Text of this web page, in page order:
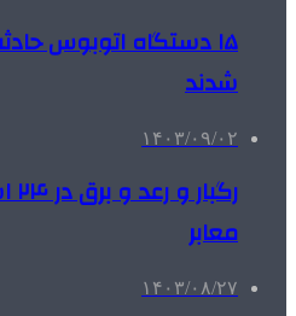
۱۵ دستگاه اتوبوس
شدند
۱۴۰۳/۰۹/۰۲
معابر
۱۴۰۳/۰۸/۲۷